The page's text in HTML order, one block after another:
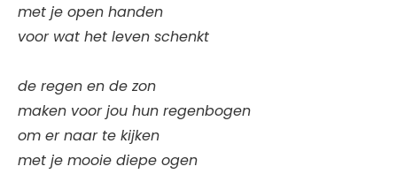
met je open handen
voor wat het leven schenkt
de regen en de zon
maken voor jou hun regenbogen
om er naar te kijken
met je mooie diepe ogen